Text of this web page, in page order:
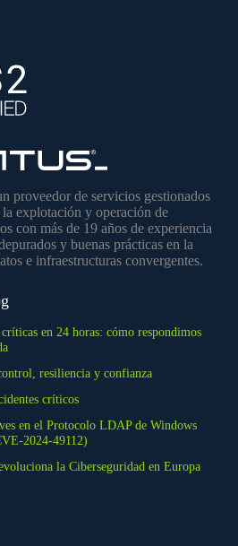
proveedor de servicios gestionados
explotación y operación de
con más de 19 años de experiencia
y buenas prácticas en la
e infraestructuras convergentes.
en 24 horas: cómo respondimos
resiliencia y confianza
críticos
en el Protocolo LDAP de Windows
2024-49112)
la Ciberseguridad en Europa